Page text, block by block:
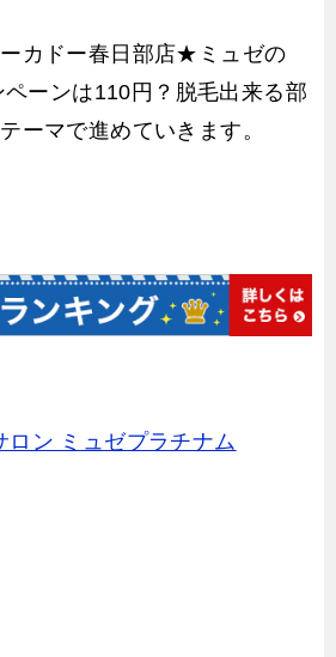
カドー春日部店★ミュゼの
ーンは110円？脱毛出来る部
ーマで進めていきます。
ロン ミュゼプラチナム